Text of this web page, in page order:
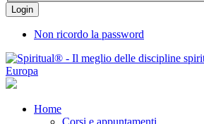
Non ricordo la password
Home